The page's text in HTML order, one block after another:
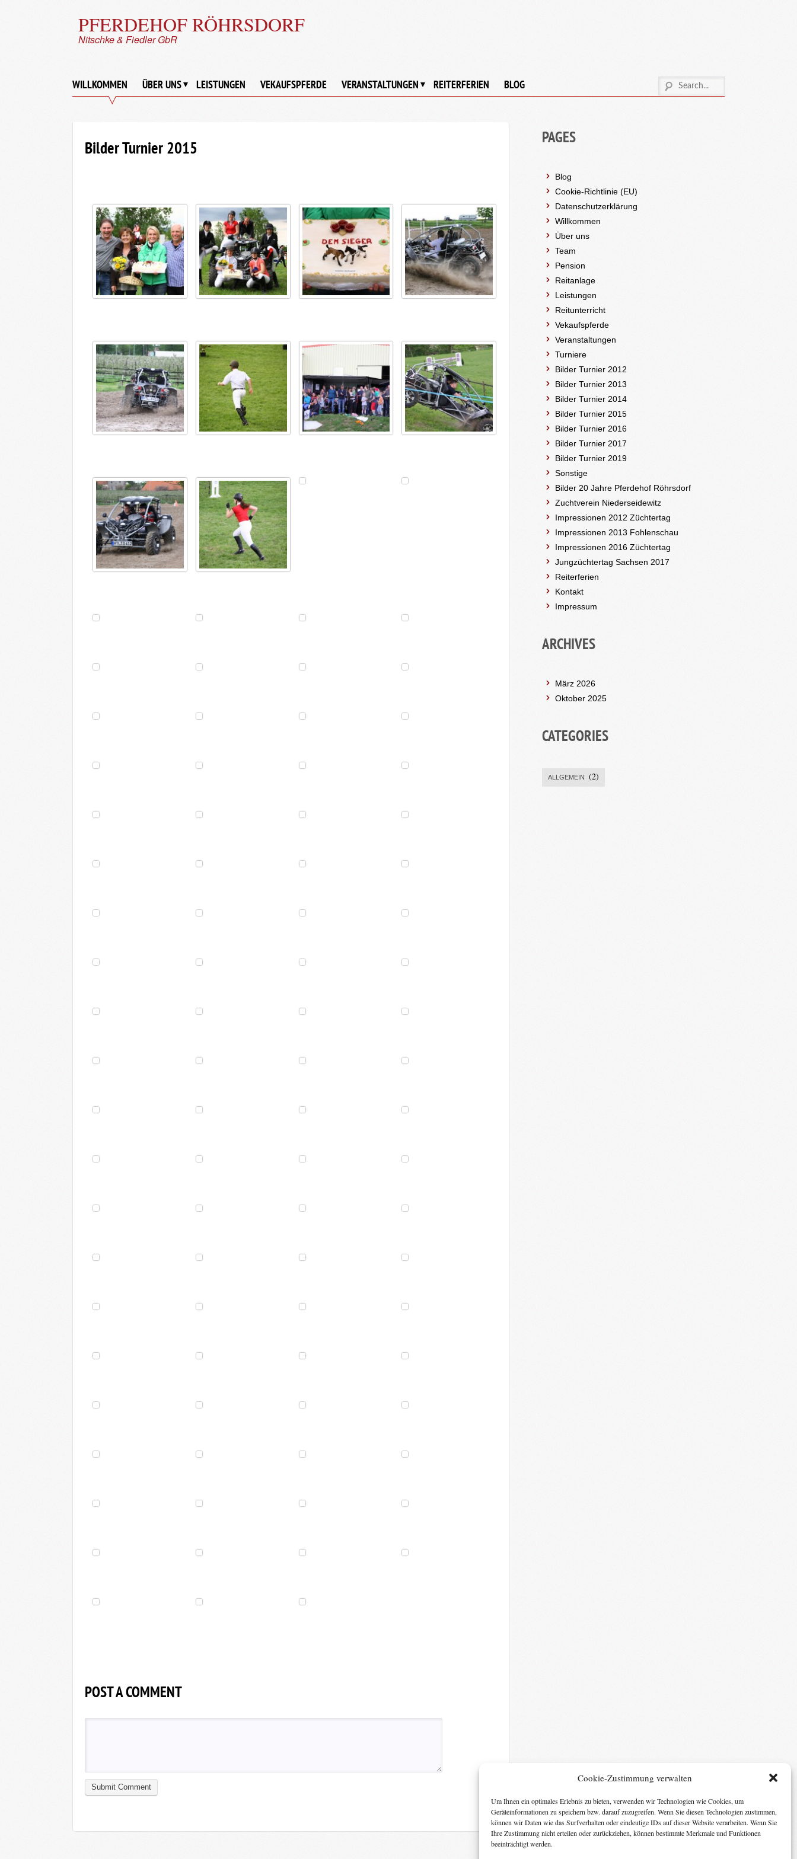
Cookie-Zustimmung verwalten
Um Ihnen ein optimales Erlebnis zu bieten, verwenden wir Technologien wie Cookies, um
Geräteinformationen zu speichern bzw. darauf zuzugreifen. Wenn Sie diesen Technologien zustimmen,
können wir Daten wie das Surfverhalten oder eindeutige IDs auf dieser Website verarbeiten. Wenn Sie
Ihre Zustimmung nicht erteilen oder zurückziehen, können bestimmte Merkmale und Funktionen
beeinträchtigt werden.
PFERDEHOF RÖHRSDORF
Nitschke & Fiedler GbR
WILLKOMMEN ÜBER UNS LEISTUNGEN VEKAUFSPFERDE VERANSTALTUNGEN REITERFERIEN BLOG
Bilder Turnier 2015
POST A COMMENT
PAGES
Blog
Cookie-Richtlinie (EU)
Datenschutzerklärung
Willkommen
Über uns
Team
Pension
Reitanlage
Leistungen
Reitunterricht
Vekaufspferde
Veranstaltungen
Turniere
Bilder Turnier 2012
Bilder Turnier 2013
Bilder Turnier 2014
Bilder Turnier 2015
Bilder Turnier 2016
Bilder Turnier 2017
Bilder Turnier 2019
Sonstige
Bilder 20 Jahre Pferdehof Röhrsdorf
Zuchtverein Niederseidewitz
Impressionen 2012 Züchtertag
Impressionen 2013 Fohlenschau
Impressionen 2016 Züchtertag
Jungzüchtertag Sachsen 2017
Reiterferien
Kontakt
Impressum
ARCHIVES
März 2026
Oktober 2025
CATEGORIES
ALLGEMEIN (2)